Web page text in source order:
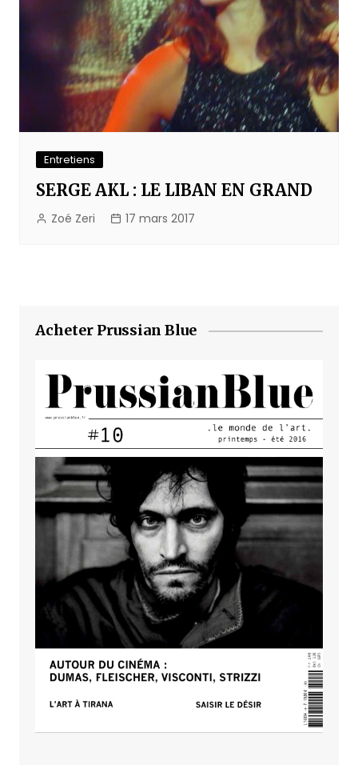
Entretiens
SERGE AKL : LE LIBAN EN GRAND
Zoé Zeri 17 mars 2017
Acheter Prussian Blue